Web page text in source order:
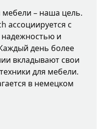
– наша цель.
ассоциируется с
и
день более
вкладывают свои
для мебели.
в немецком